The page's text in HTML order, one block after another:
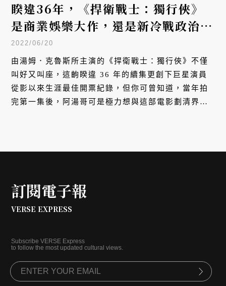
睽違36年，《捍衛戰士：獨行俠》
是商業娛樂大作，還是新冷戰政治宣
示？
2022/06/20
由湯姆．克魯斯所主演的《捍衛戰士：獨行俠》不僅
叫好又叫座，這齣睽違 36 年的續集更創下巨星演員
從影以來生涯最佳開票紀錄，但你可曾知道，當年拍
完第一集後，阿湯哥可是極力想與這部電影劃清界
訂閱電子報
VERSE EXPRESS
Subscribe VERSE Express
to follow the most updated cultural views.